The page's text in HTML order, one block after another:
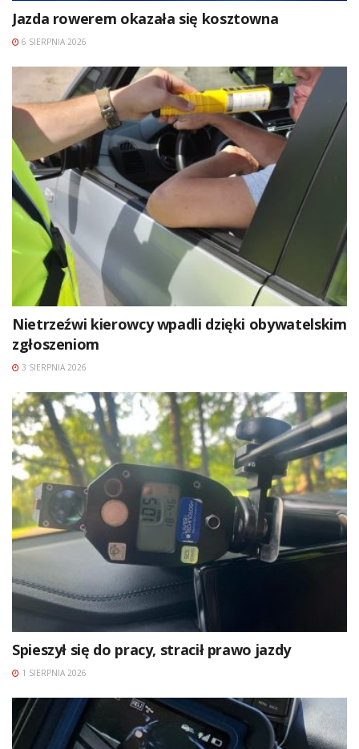
Jazda rowerem okazała się kosztowna
6 SIERPNIA 2026
Nietrzeźwi kierowcy wpadli dzięki obywatelskim
zgłoszeniom
3 SIERPNIA 2026
Spieszył się do pracy, stracił prawo jazdy
1 SIERPNIA 2026